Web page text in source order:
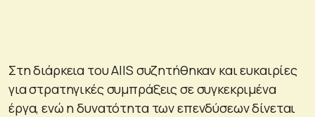
Στη διάρκεια του AIIS συζητήθηκαν και ευκαιρίες
για στρατηγικές συμπράξεις σε συγκεκριμένα
έργα, ενώ η δυνατότητα των επενδύσεων δίνεται